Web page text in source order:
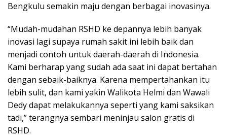
Bengkulu semakin maju dengan berbagai inovasinya.
“Mudah-mudahan RSHD ke depannya lebih banyak
inovasi lagi supaya rumah sakit ini lebih baik dan
menjadi contoh untuk daerah-daerah di Indonesia.
Kami berharap yang sudah ada saat ini dapat bertahan
dengan sebaik-baiknya. Karena mempertahankan itu
lebih sulit, dan kami yakin Walikota Helmi dan Wawali
Dedy dapat melakukannya seperti yang kami saksikan
tadi,” terangnya sembari meninjau salon gratis di
RSHD.